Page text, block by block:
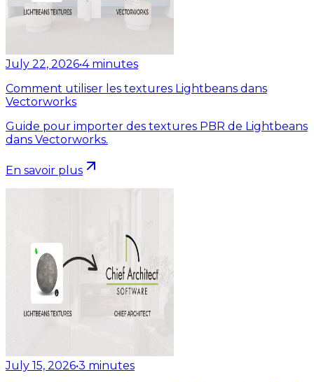
July 22, 2026•4 minutes
Comment utiliser les textures Lightbeans dans
Vectorworks
Guide pour importer des textures PBR de Lightbeans
dans Vectorworks.
En savoir plus
July 15, 2026•3 minutes